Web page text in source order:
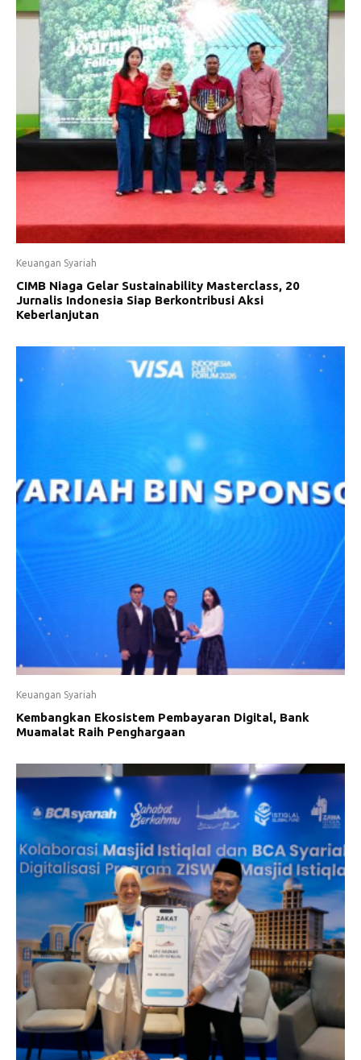
Keuangan Syariah
CIMB Niaga Gelar Sustainability Masterclass, 20
Jurnalis Indonesia Siap Berkontribusi Aksi
Keberlanjutan
Keuangan Syariah
Kembangkan Ekosistem Pembayaran Digital, Bank
Muamalat Raih Penghargaan